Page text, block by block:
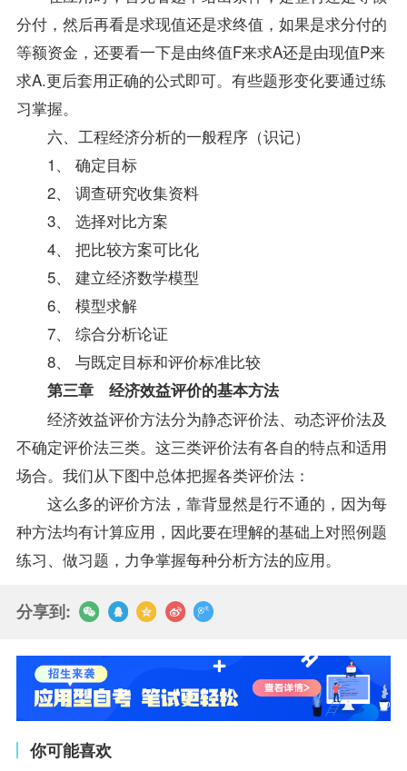
分付，然后再看是求现值还是求终值，如果是求分付的
等额资金，还要看一下是由终值F来求A还是由现值P来
求A.更后套用正确的公式即可。有些题形变化要通过练
习掌握。
六、工程经济分析的一般程序（识记）
1、 确定目标
2、 调查研究收集资料
3、 选择对比方案
4、 把比较方案可比化
5、 建立经济数学模型
6、 模型求解
7、 综合分析论证
8、 与既定目标和评价标准比较
第三章 经济效益评价的基本方法
经济效益评价方法分为静态评价法、动态评价法及
不确定评价法三类。这三类评价法有各自的特点和适用
场合。我们从下图中总体把握各类评价法：
这么多的评价方法，靠背显然是行不通的，因为每
种方法均有计算应用，因此要在理解的基础上对照例题
练习、做习题，力争掌握每种分析方法的应用。
分享到:
你可能喜欢